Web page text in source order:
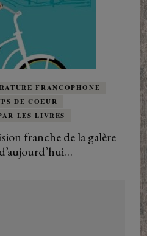
FRANCOPHONE
DE COEUR
LES LIVRES
franche de la galère